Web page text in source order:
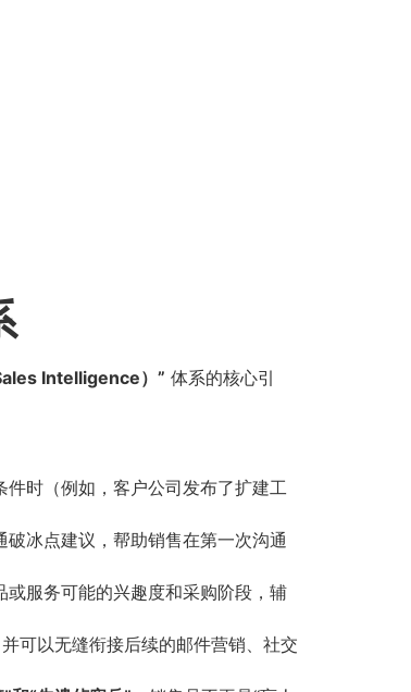
Intelligence）”​ 体系的核心引
件时（例如，客户公司发布了扩建工
冰点建议，帮助销售在第一次沟通
服务可能的兴趣度和采购阶段，辅
可以无缝衔接后续的邮件营销、社交